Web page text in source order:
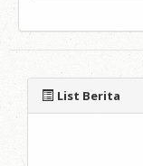
List Berita